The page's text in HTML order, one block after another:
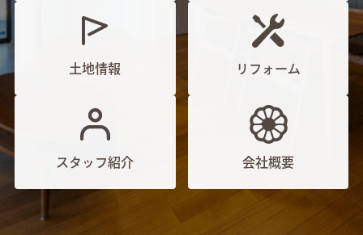
土地情報 リフォーム
スタッフ紹介 会社概要